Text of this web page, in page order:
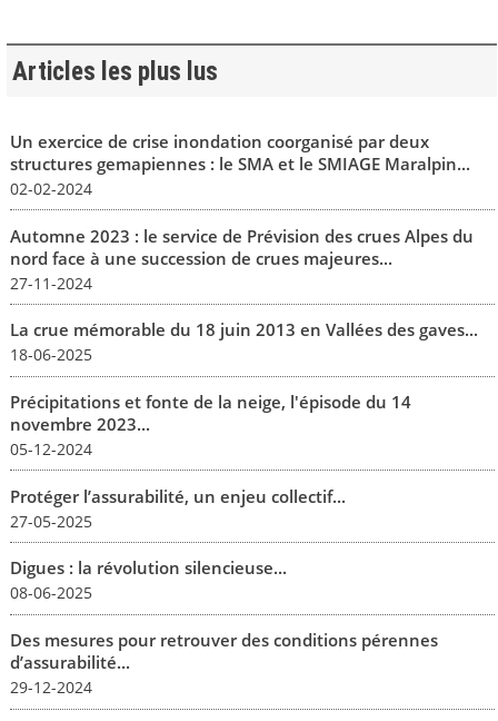
Articles les plus lus
Un exercice de crise inondation coorganisé par deux
structures gemapiennes : le SMA et le SMIAGE Maralpin...
02-02-2024
Automne 2023 : le service de Prévision des crues Alpes du
nord face à une succession de crues majeures...
27-11-2024
La crue mémorable du 18 juin 2013 en Vallées des gaves...
18-06-2025
Précipitations et fonte de la neige, l'épisode du 14
novembre 2023...
05-12-2024
Protéger l’assurabilité, un enjeu collectif...
27-05-2025
Digues : la révolution silencieuse...
08-06-2025
Des mesures pour retrouver des conditions pérennes
d’assurabilité...
29-12-2024